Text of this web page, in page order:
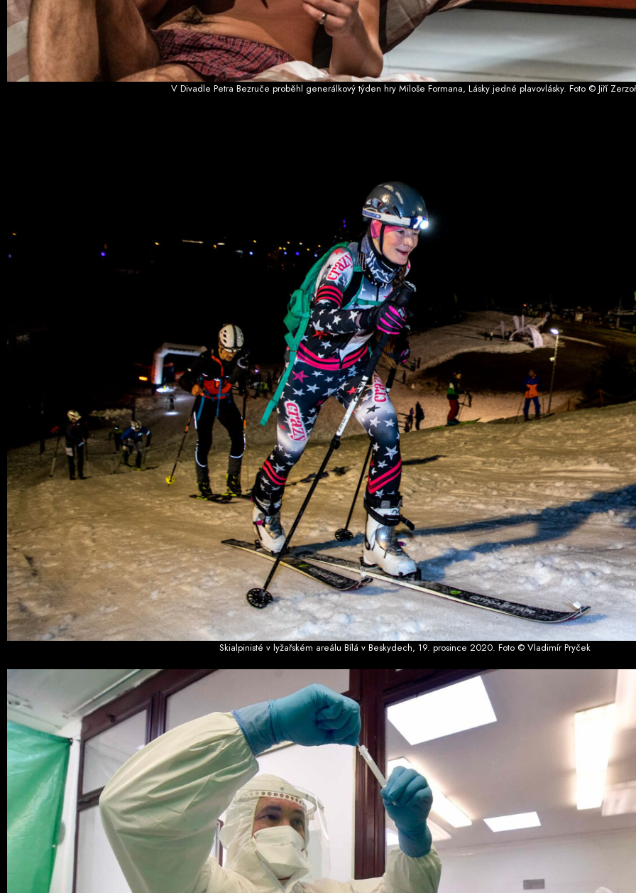
V Divadle Petra Bezruče proběhl generálkový týden hry Miloše Formana, Lásky jedné plavovlásky. Foto © Jiří
Skialpinisté v lyžařském areálu Bílá v Beskydech, 19. prosince 2020. Foto © Vladimír Pryček